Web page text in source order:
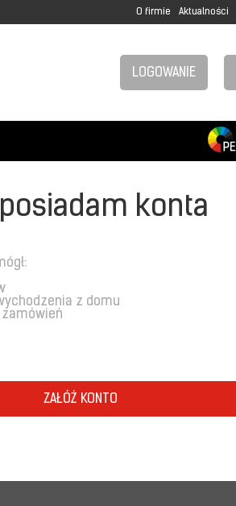
O firmie Aktualności
LOGOWANIE
konta
z domu
ZAŁÓŻ KONTO